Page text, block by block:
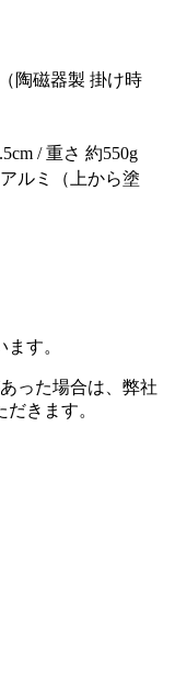
陶磁器製 掛け時
/ 重さ 約550g
ルミ（上から塗
す。
った場合は、弊社
きます。